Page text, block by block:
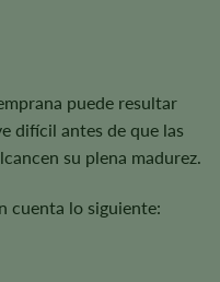
puede resultar
difícil antes de que las
su plena madurez.
cuenta lo siguiente: